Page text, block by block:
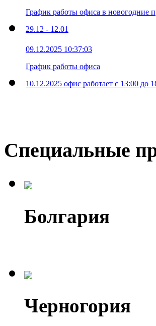
График работы офиса в новогодние
29.12 - 12.01
09.12.2025 10:37:03
График работы офиса
10.12.2025 офис работает с 13:00 до
Специальные
Болгария
Черногория